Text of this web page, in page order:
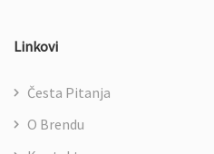
Linkovi
Česta Pitanja
O Brendu